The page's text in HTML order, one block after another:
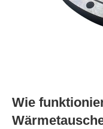
Wie